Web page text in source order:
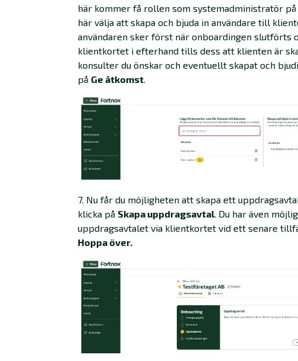
här kommer få rollen som systemadministratör på
här välja att skapa och bjuda in användare till
användaren sker först när onboardingen slutförts
klientkortet i efterhand tills dess att klienten är
konsulter du önskar och eventuellt skapat och
på Ge åtkomst
7. Nu får du möjligheten att skapa ett
klicka på Skapa uppdragsavtal. Du har även
uppdragsavtalet via klientkortet vid ett senare
Hoppa över.